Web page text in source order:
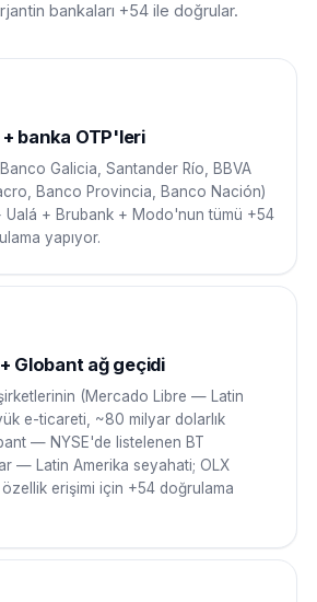
bankaları +54 ile doğrular.
banka OTP'leri
Galicia, Santander Río, BBVA
Banco Provincia, Banco Nación)
Ualá + Brubank + Modo'nun tümü +54
yapıyor.
Globant ağ geçidi
(Mercado Libre — Latin
e-ticareti, ~80 milyar dolarlık
— NYSE'de listelenen BT
— Latin Amerika seyahati; OLX
erişimi için +54 doğrulama